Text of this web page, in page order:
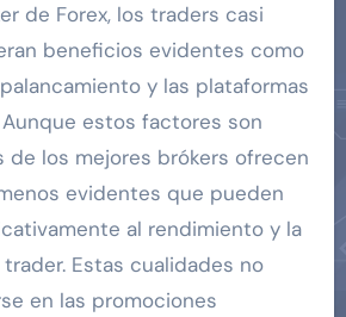
beneficios evidentes como
y las plataformas
estos factores son
de los mejores brókers ofrecen
evidentes que pueden
al rendimiento y la
Estas cualidades no
en las promociones